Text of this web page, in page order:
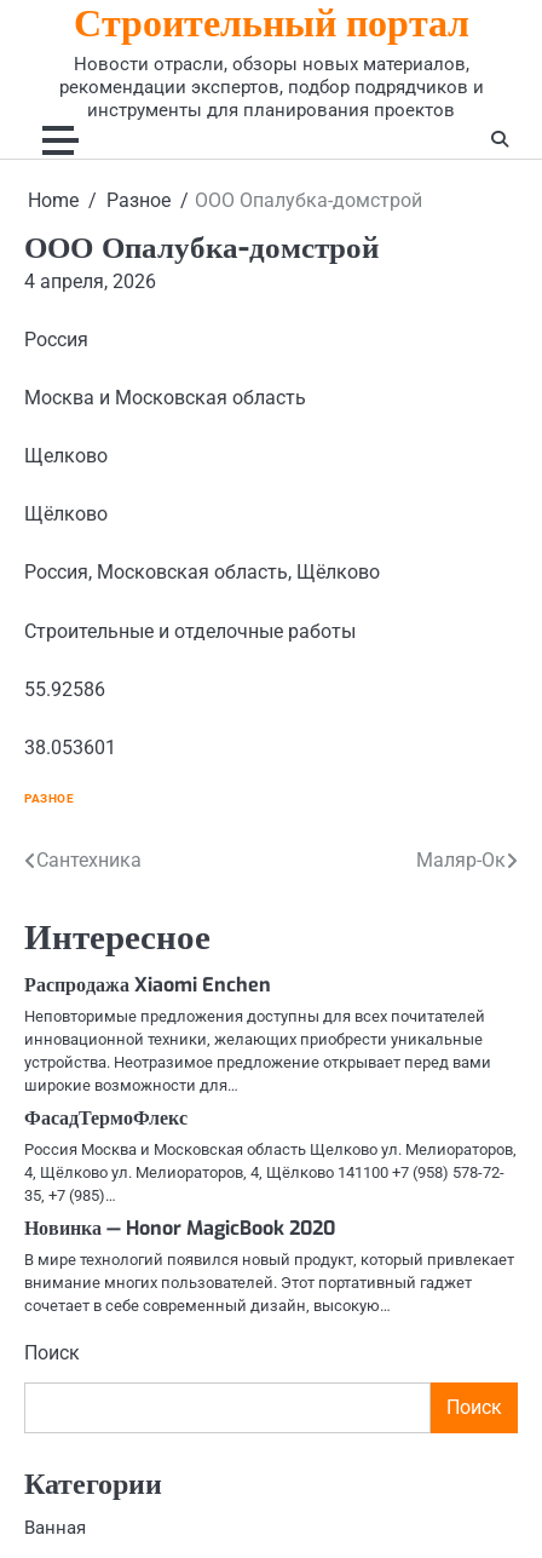
Строительный портал
Новости отрасли, обзоры новых материалов,
рекомендации экспертов, подбор подрядчиков и
инструменты для планирования проектов
Home Разное ООО Опалубка-домстрой
ООО Опалубка-домстрой
4 апреля, 2026
Россия
Москва и Московская область
Щелково
Щёлково
Россия, Московская область, Щёлково
Строительные и отделочные работы
55.92586
38.053601
РАЗНОЕ
Навигация
записям
Сантехника Маляр-Ок
Интересное
Распродажа Xiaomi Enchen
Неповторимые предложения доступны для всех почитателей
инновационной техники, желающих приобрести уникальные
устройства. Неотразимое предложение открывает перед вами
широкие возможности для…
ФасадТермоФлекс
Россия Москва и Московская область Щелково ул. Мелиораторов,
4, Щёлково ул. Мелиораторов, 4, Щёлково 141100 +7 (958) 578-72-
35, +7 (985)…
Новинка — Honor MagicBook 2020
В мире технологий появился новый продукт, который привлекает
внимание многих пользователей. Этот портативный гаджет
сочетает в себе современный дизайн, высокую…
Поиск
Поиск
Категории
Ванная